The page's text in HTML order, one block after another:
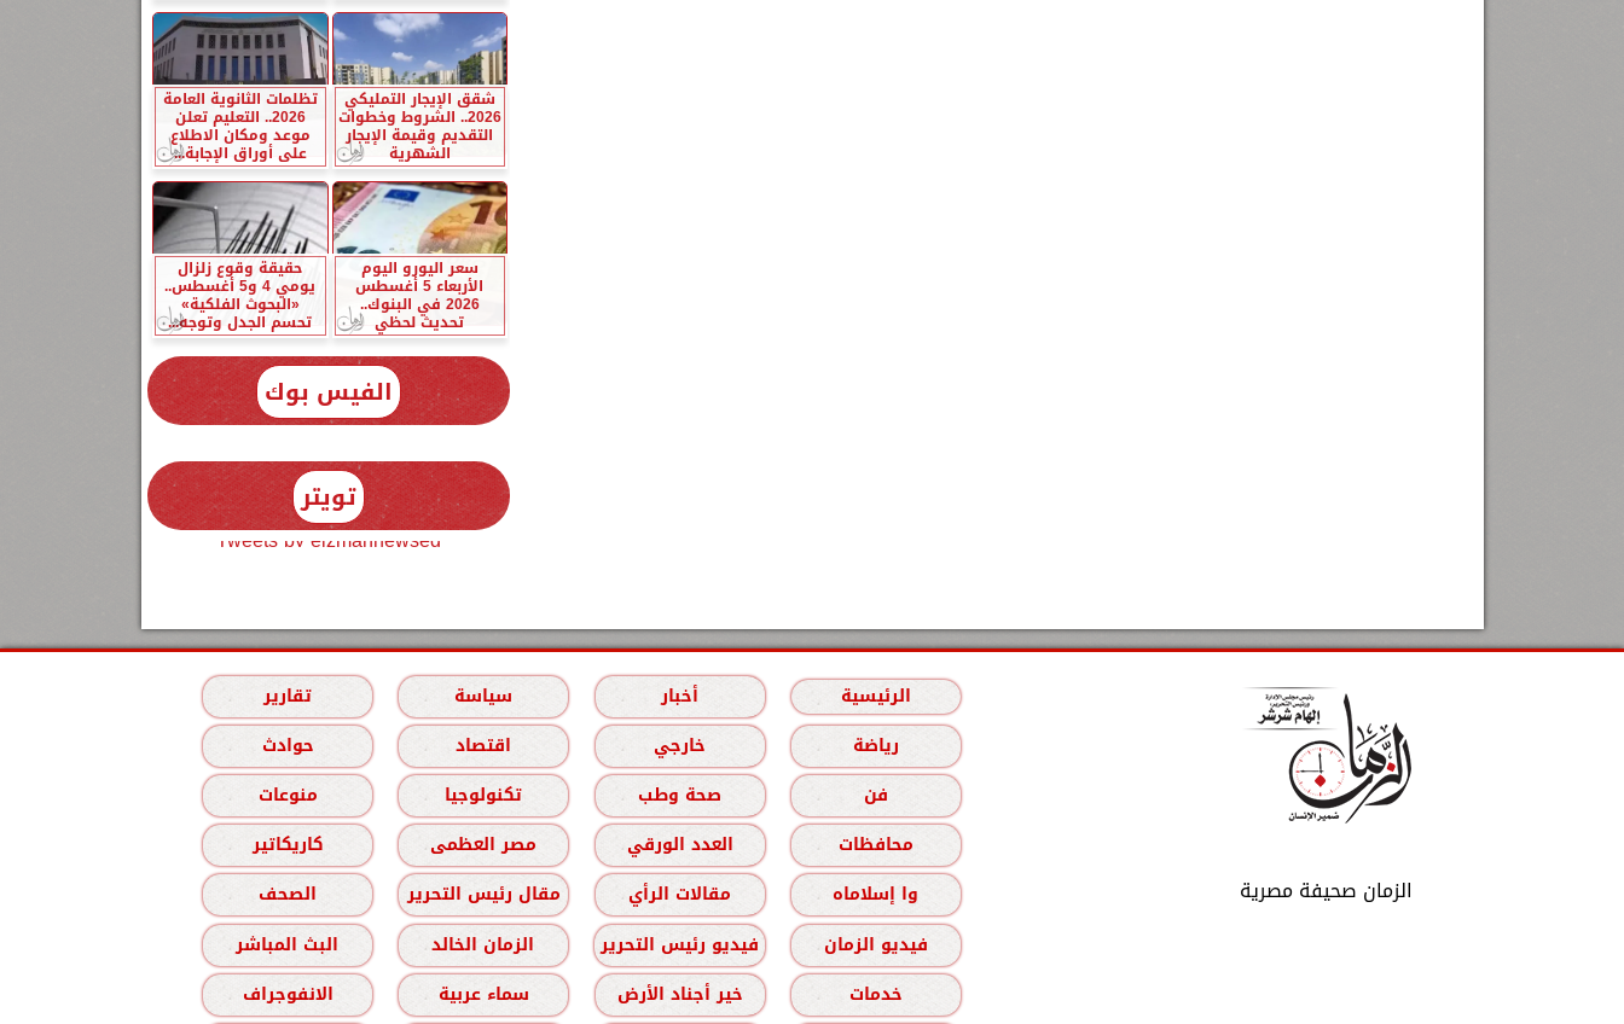
شقق الإيجار التمليكي
2026.. الشروط وخطوات
التقديم وقيمة الإيجار
الشهرية
تظلمات الثانوية العامة
2026.. التعليم تعلن
موعد ومكان الاطلاع
على أوراق الإجابة...
سعر اليورو اليوم
الأربعاء 5 أغسطس
2026 في البنوك..
تحديث لحظي
حقيقة وقوع زلزال
يومي 4 و5 أغسطس..
«البحوث الفلكية»
تحسم الجدل وتوجه...
الفيس بوك
تويتر
Tweets by elzmannewseg
الزمان صحيفة مصرية
الرئيسية أخبار سياسة
تقارير
رياضة
خارجي اقتصاد
حوادث
فن
صحة وطب تكنولوجيا
منوعات
محافظات
العدد الورقي مصر العظمى
كاريكاتير
وا إسلاماه
مقالات الرأي مقال رئيس التحرير
الصحف
فيديو الزمان
فيديو رئيس التحرير الزمان الخالد
البث المباشر
خدمات
خير أجناد الأرض سماء عربية الانفوجراف